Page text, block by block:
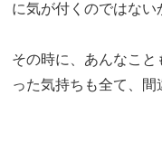
に気が付くのではない
その時に、あんなこ
った気持ちも全て、間